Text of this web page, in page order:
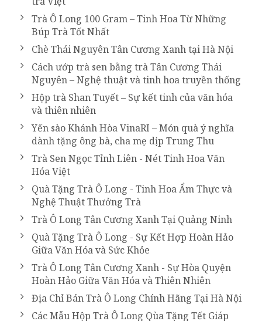
Trà Ô Long 100 Gram – Tinh Hoa Từ Những
Búp Trà Tốt Nhất
Chè Thái Nguyên Tân Cương Xanh tại Hà Nội
Cách ướp trà sen bằng trà Tân Cương Thái
Nguyên – Nghệ thuật và tinh hoa truyền thống
Hộp trà Shan Tuyết – Sự kết tinh của văn hóa
và thiên nhiên
Yến sào Khánh Hòa VinaRI – Món quà ý nghĩa
dành tặng ông bà, cha mẹ dịp Trung Thu
Trà Sen Ngọc Tỉnh Liên - Nét Tinh Hoa Văn
Hóa Việt
Quà Tặng Trà Ô Long - Tinh Hoa Ẩm Thực và
Nghệ Thuật Thưởng Trà
Trà Ô Long Tân Cương Xanh Tại Quảng Ninh
Quà Tặng Trà Ô Long - Sự Kết Hợp Hoàn Hảo
Giữa Văn Hóa và Sức Khỏe
Trà Ô Long Tân Cương Xanh - Sự Hòa Quyện
Hoàn Hảo Giữa Văn Hóa và Thiên Nhiên
Địa Chỉ Bán Trà Ô Long Chính Hãng Tại Hà Nội
Các Mẫu Hộp Trà Ô Long Qùa Tặng Tết Giáp